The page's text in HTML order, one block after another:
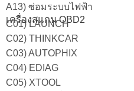
A13) ซ่อมระบบไฟฟ้า
เครื่องสแกน OBD2
C01) LAUNCH
C02) THINKCAR
C03) AUTOPHIX
C04) EDIAG
C05) XTOOL